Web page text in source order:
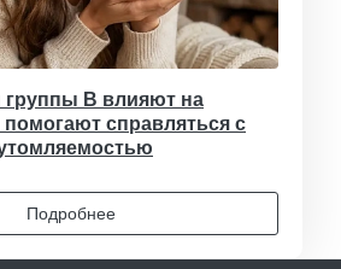
группы B влияют на
справляться с
Подробнее